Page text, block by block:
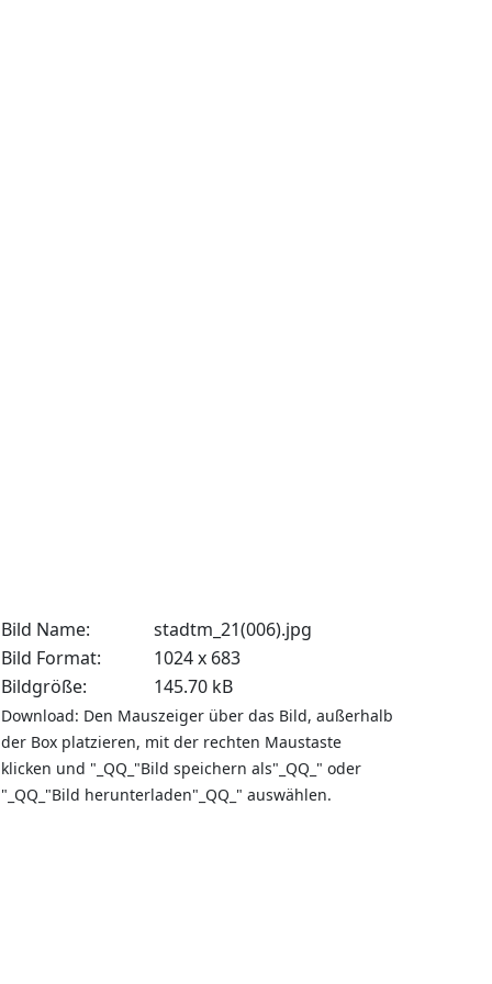
Bild Name:
stadtm_21(006).jpg
Bild Format:
1024 x 683
Bildgröße:
145.70 kB
Download: Den Mauszeiger über das Bild, außerhalb
der Box platzieren, mit der rechten Maustaste
klicken und "_QQ_"Bild speichern als"_QQ_" oder
"_QQ_"Bild herunterladen"_QQ_" auswählen.